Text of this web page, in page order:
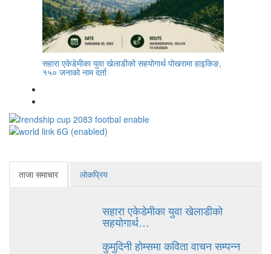
सहारा एकेडेमीका युवा खेलाडीको सहयोगार्थ पोखरामा हाइकिङ,
१५० जनाको नाम दर्ता
ताजा समाचार लोकप्रिय
सहारा एकेडेमीका युवा खेलाडीको
सहयोगार्थ…
कुमुदिनी होम्समा कविता वाचन सम्पन्न